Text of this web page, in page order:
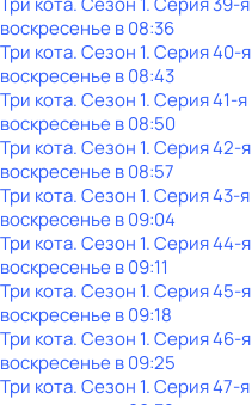
воскресенье в08:36
Три кота. Сезон 1. Серия 40-я
воскресенье в08:43
Три кота. Сезон 1. Серия 41-я
воскресенье в08:50
Три кота. Сезон 1. Серия 42-я
воскресенье в08:57
Три кота. Сезон 1. Серия 43-я
воскресенье в09:04
Три кота. Сезон 1. Серия 44-я
воскресенье в09:11
Три кота. Сезон 1. Серия 45-я
воскресенье в09:18
Три кота. Сезон 1. Серия 46-я
воскресенье в09:25
Три кота. Сезон 1. Серия 47-я